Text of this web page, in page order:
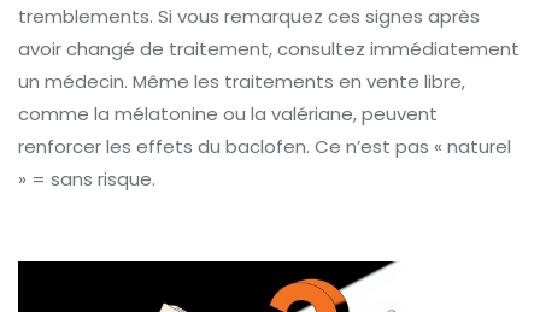
tremblements. Si vous remarquez ces signes après
avoir changé de traitement, consultez immédiatement
un médecin. Même les traitements en vente libre,
comme la mélatonine ou la valériane, peuvent
renforcer les effets du baclofen. Ce n’est pas « naturel
» = sans risque.